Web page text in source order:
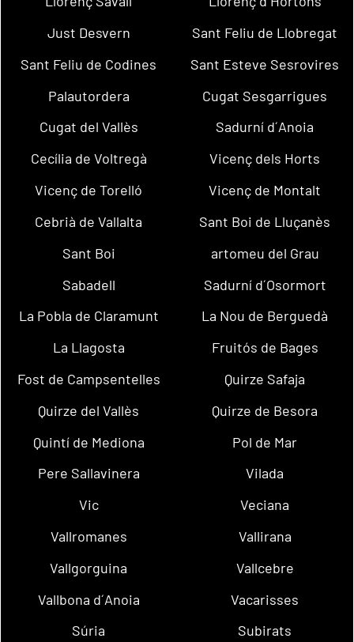
Just Desvern
Sant Feliu de Llobregat
Sant Feliu de Codines
Sant Esteve Sesrovires
Palautordera
Cugat Sesgarrigues
Cugat del Vallès
Sadurní d´Anoia
Cecília de Voltregà
Vicenç dels Horts
Vicenç de Torelló
Vicenç de Montalt
Cebrià de Vallalta
Sant Boi de Lluçanès
Sant Boi
artomeu del Grau
Sabadell
Sadurní d´Osormort
La Pobla de Claramunt
La Nou de Berguedà
La Llagosta
Fruitós de Bages
Fost de Campsentelles
Quirze Safaja
Quirze del Vallès
Quirze de Besora
Quintí de Mediona
Pol de Mar
Pere Sallavinera
Vilada
Vic
Veciana
Vallromanes
Vallirana
Vallgorguina
Vallcebre
Vallbona d´Anoia
Vacarisses
Súria
Subirats